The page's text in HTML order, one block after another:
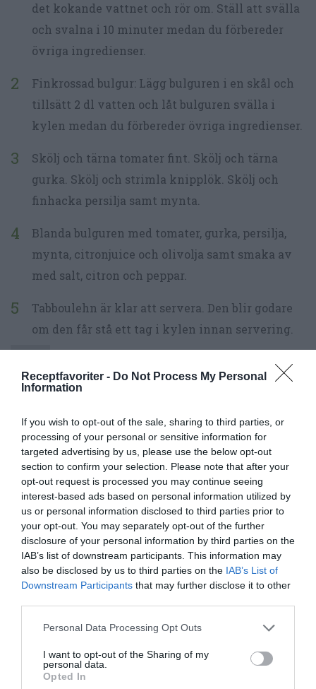
Receptfavoriter - Do Not Process My Personal
Information
If you wish to opt-out of the sale, sharing to third parties, or
processing of your personal or sensitive information for
targeted advertising by us, please use the below opt-out
section to confirm your selection. Please note that after your
opt-out request is processed you may continue seeing
interest-based ads based on personal information utilized by
us or personal information disclosed to third parties prior to
your opt-out. You may separately opt-out of the further
disclosure of your personal information by third parties on the
IAB’s list of downstream participants. This information may
also be disclosed by us to third parties on the IAB’s List of
Downstream Participants that may further disclose it to other
Personal Data Processing Opt Outs
I want to opt-out of the Sharing of my
personal data.
Opted In
det kokande vattnet och rör om. Ställ att svälla
och svalna i 10 minuter medan du förbereder
övriga ingredienser.
Finkrossad bulgur: Lägg bulguren i en skål och
tillsätt 2 dl vatten och låt bulguren svälla i
kylen medan du förbereder övriga ingredienser.
Skölj och tärna tomater fint. Skölj och tärna
gurka. Skölj och strimla knipplök. Skölj och
finhacka persilja samt mynta.
Blanda bulguren med tomater, gurka, persilja,
mynta, citronjuice och olivolja samt smaka av
med salt, citron och peppar.
Tabboulehn är klar att servera. Den blir godare
om den får stå ett tag i kylen innan servering.
Sidorätter och tillbehör Sallader
Grönsaker
Bulgur